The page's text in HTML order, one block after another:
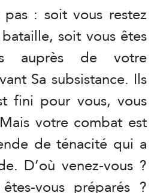
: soit vous restez
soit vous êtes
auprès de votre
Sa subsistance. Ils
fini pour vous, vous
votre combat est
de ténacité qui a
D’où venez-vous ?
vous préparés ?